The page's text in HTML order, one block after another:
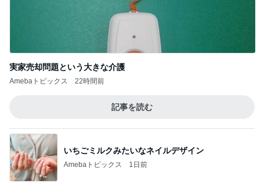
実家売却問題という大きな介護
Amebaトピックス 22時間前
記事を読む
いちごミルクみたいなネイルデザイン
Amebaトピックス 1日前